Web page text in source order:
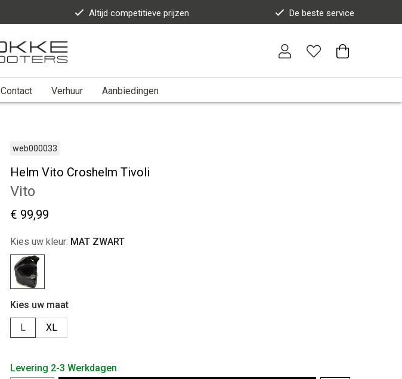
Altijd competitieve prijzen De beste service
Contact Verhuur Aanbiedingen
web000033
Helm Vito Croshelm Tivoli
Vito
€ 99,99
Kies uw kleur: MAT ZWART
Kies uw maat
L
XL
Levering 2-3 Werkdagen